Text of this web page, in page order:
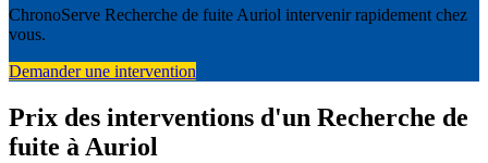
ChronoServe Recherche de fuite Auriol intervenir rapidement chez
vous.
Demander une intervention
Prix des interventions d'un Recherche de
fuite à Auriol